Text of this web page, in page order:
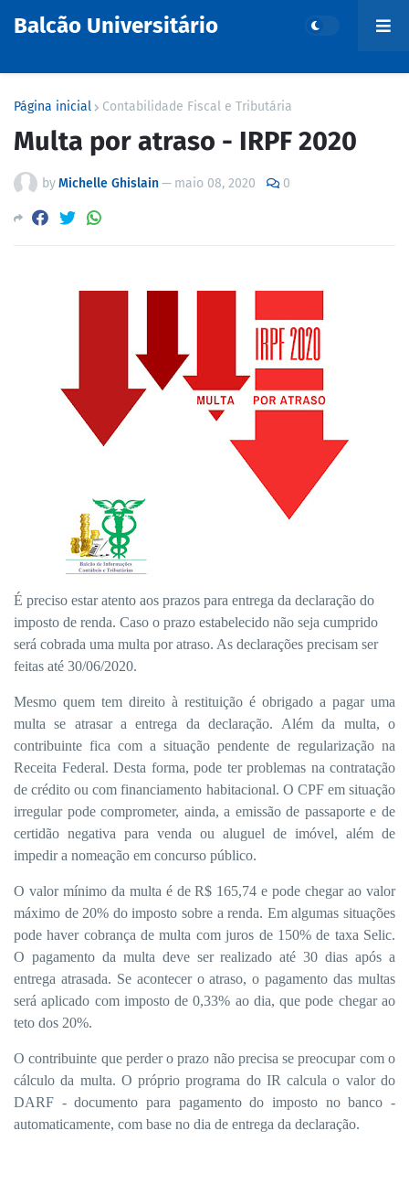
Balcão Universitário
Página inicial Contabilidade Fiscal e Tributária
Multa por atraso - IRPF 2020
byMichelle Ghislain— maio 08, 2020 0
É preciso estar atento aos prazos para entrega da declaração do
imposto de renda. Caso o prazo estabelecido não seja cumprido
será cobrada uma multa por atraso. As declarações precisam ser
feitas até 30/06/2020.
Mesmo quem tem direito à restituição é obrigado a pagar uma
multa se atrasar a entrega da declaração. Além da multa, o
contribuinte fica com a situação pendente de regularização na
Receita Federal. Desta forma, pode ter problemas na contratação
de crédito ou com financiamento habitacional. O CPF em situação
irregular pode comprometer, ainda, a emissão de passaporte e de
certidão negativa para venda ou aluguel de imóvel, além de
impedir a nomeação em concurso público.
O valor mínimo da multa é de R$ 165,74 e pode chegar ao valor
máximo de 20% do imposto sobre a renda. Em algumas situações
pode haver cobrança de multa com juros de 150% de taxa Selic.
O pagamento da multa deve ser realizado até 30 dias após a
entrega atrasada. Se acontecer o atraso, o pagamento das multas
será aplicado com imposto de 0,33% ao dia, que pode chegar ao
teto dos 20%.
O contribuinte que perder o prazo não precisa se preocupar com o
cálculo da multa. O próprio programa do IR calcula o valor do
DARF - documento para pagamento do imposto no banco -
automaticamente, com base no dia de entrega da declaração.